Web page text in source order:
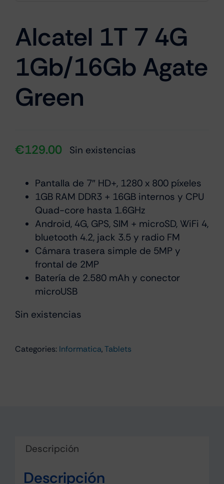
Marcas
Alcatel 1T 7 4G
1Gb/16Gb Agate
Green
€129.00 Sin existencias
Pantalla de 7″ HD+, 1280 x 800 píxeles
1GB RAM DDR3 + 16GB internos y CPU
Quad-core hasta 1.6GHz
Android, 4G, GPS, SIM + microSD, WiFi 4,
bluetooth 4.2, jack 3.5 y radio FM
Cámara trasera simple de 5MP y
frontal de 2MP
Batería de 2.580 mAh y conector
microUSB
Sin existencias
Categories: Informatica,Tablets
Descripción
Descripción